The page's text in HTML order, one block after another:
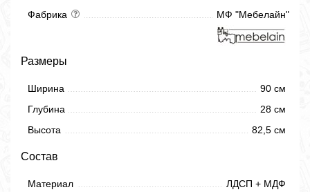
Фабрика
МФ "Мебелайн"
Размеры
Ширина
90 см
Глубина
28 см
Высота
82,5 см
Состав
Материал ЛДСП + МДФ